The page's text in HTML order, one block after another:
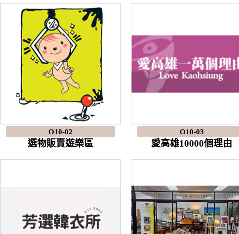
O10-02
選物販賣遊樂區
O10-03
愛高雄10000個理由